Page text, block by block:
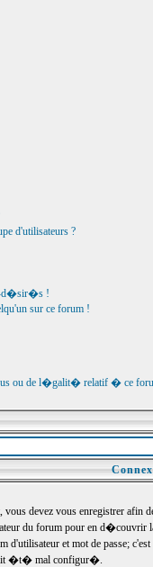
d'utilisateurs ?
d�sir�s !
sur ce forum !
ou de l�galit� relatif � ce
devez vous enregistrer
du forum pour en
et mot de passe;
ait �t� mal configur�.